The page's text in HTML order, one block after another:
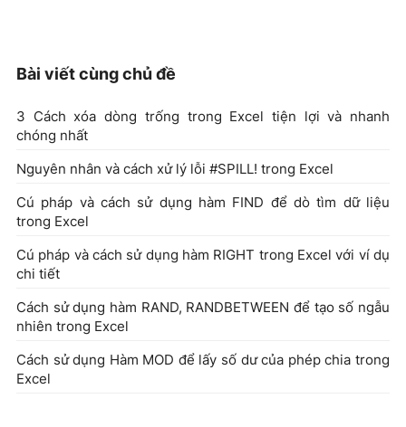
Bài viết cùng chủ đề
3 Cách xóa dòng trống trong Excel tiện lợi và nhanh
chóng nhất
Nguyên nhân và cách xử lý lỗi #SPILL! trong Excel
Cú pháp và cách sử dụng hàm FIND để dò tìm dữ liệu
trong Excel
Cú pháp và cách sử dụng hàm RIGHT trong Excel với ví dụ
chi tiết
Cách sử dụng hàm RAND, RANDBETWEEN để tạo số ngẫu
nhiên trong Excel
Cách sử dụng Hàm MOD để lấy số dư của phép chia trong
Excel